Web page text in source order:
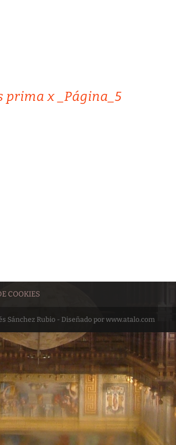
prima x _Página_5
COOKIES
Sánchez Rubio - Diseñado por www.atalo.com